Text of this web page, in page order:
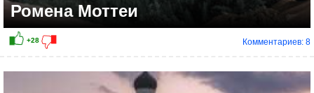
Ромена Моттеи
Комментариев: 8